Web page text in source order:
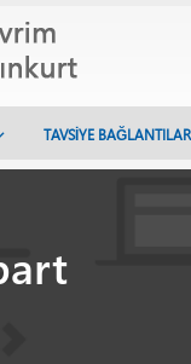
TAVSİYE BAĞLANTILAR